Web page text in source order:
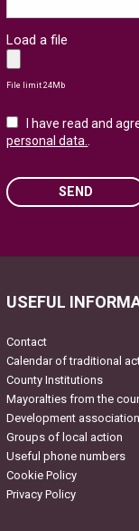
Load a file
File limit 24Mb
I have read and
personal data..
SEND
USEFUL
Contact
Calendar of traditional
County Institutions
Mayoralties from the
Development
Groups of local action
Useful phone numbers
Cookie Policy
Privacy Policy